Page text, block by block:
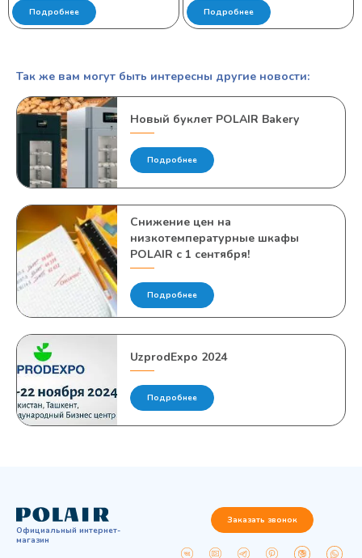
Подробнее Подробнее
Так же вам могут быть интересны другие новости:
Новый буклет POLAIR Bakery
Подробнее
Снижение цен на
низкотемпературные шкафы
POLAIR с 1 сентября!
Подробнее
UzprodExpo 2024
Подробнее
Официальный интернет-
магазин
Заказать звонок